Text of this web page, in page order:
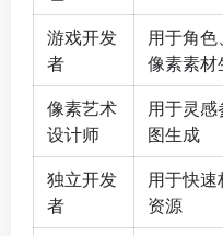
游戏开发
者
用于角
像素素材
像素艺术
设计师
用于灵
图生成
独立开发
者
用于快速
资源